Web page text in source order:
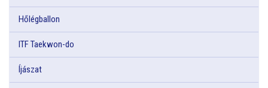
Hőlégballon
ITF Taekwon-do
Íjászat